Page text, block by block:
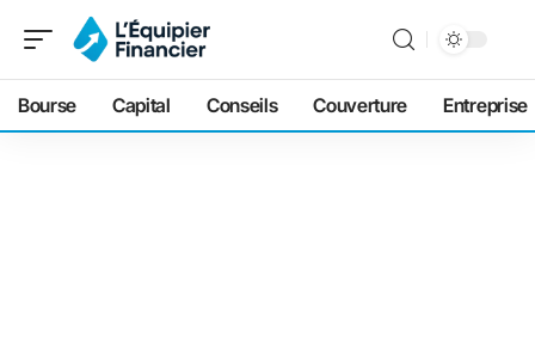
Bourse Capital Conseils Couverture Entreprise